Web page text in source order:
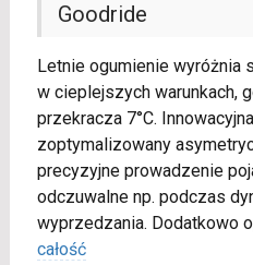
Goodride
Letnie ogumienie wyróżnia
w cieplejszych warunkach,
przekracza 7°C.
zoptymalizowany
precyzyjne prowadzenie
odczuwalne np. podczas
wyprzedzania. Dodatkowo
całość